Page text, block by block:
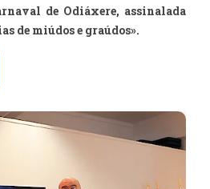
de Odiáxere, assinalada
de miúdos e graúdos».